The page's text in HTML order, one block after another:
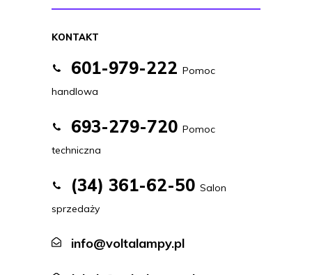
KONTAKT
601-979-222 Pomoc
handlowa
693-279-720 Pomoc
techniczna
(34) 361-62-50 Salon
sprzedaży
info@voltalampy.pl